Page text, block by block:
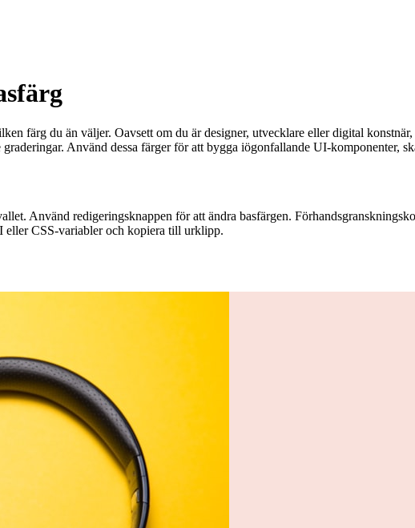
färg du än väljer. Oavsett om du är designer, utvecklare eller digital
Använd dessa färger för att bygga iögonfallande UI-komponenter,
Använd redigeringsknappen för att ändra basfärgen.
eller CSS-variabler och kopiera till urklipp.